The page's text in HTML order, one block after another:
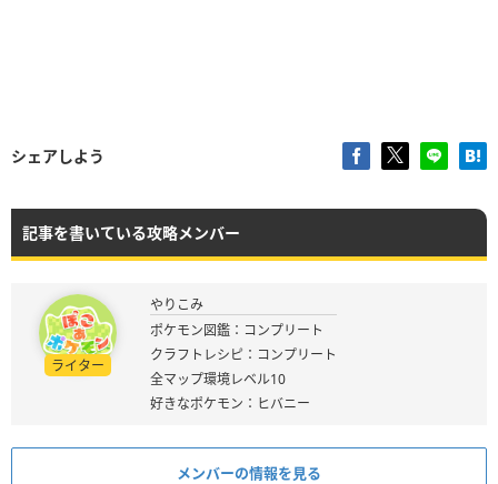
シェアしよう
記事を書いている攻略メンバー
ライター
やりこみ
ポケモン図鑑：コンプリート
クラフトレシピ：コンプリート
全マップ環境レベル10
好きなポケモン：ヒバニー
メンバーの情報を見る